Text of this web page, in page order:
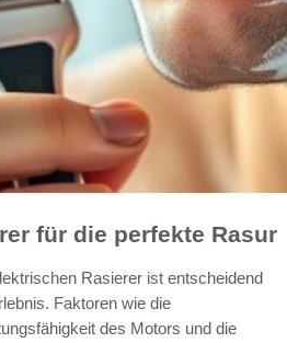
für die perfekte Rasur
Rasierer ist entscheidend
Faktoren wie die
des Motors und die